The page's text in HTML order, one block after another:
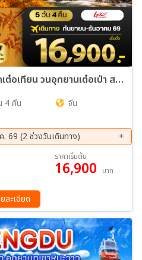
ทัวร์จีน นครหนานหนิง น้าตกเต๋อเทียน วนอุทยานเต๋อเป่า สวนน้าพุเอ๋อฉวน ถ้าน้าแข็งหลงกง อุทยานหมิงซื่อ เที่ยวแบบเต็มสุข ไม่เข้าร้านรัฐบาล 5วัน 4คืน (GX)
4 คืน จีน
69 (2 ช่วงวันเดินทาง)
23 ธ.ค. 69 - 27 ธ.ค. 69
ราคาเริ่มต้น
16,900 บาท
ละเอียด